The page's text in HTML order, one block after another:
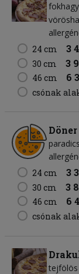
24 cm
3
30 cm 3
46 cm 6
csónak
24 cm
3
30 cm 3
46 cm 6
csónak
tejfölös